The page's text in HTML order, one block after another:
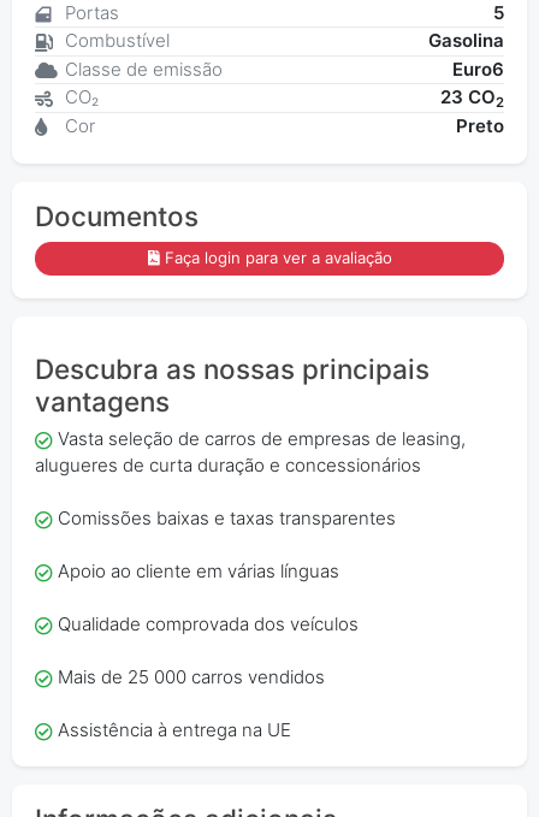
Portas
5
Combustível
Gasolina
Classe de emissão
Euro6
CO₂
23 CO2
Cor Preto
Documentos
Faça login para ver a avaliação
Descubra as nossas principais
vantagens
Vasta seleção de carros de empresas de leasing,
alugueres de curta duração e concessionários
Comissões baixas e taxas transparentes
Apoio ao cliente em várias línguas
Qualidade comprovada dos veículos
Mais de 25 000 carros vendidos
Assistência à entrega na UE